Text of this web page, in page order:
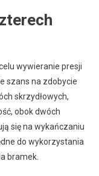
wywieranie presji
szans na zdobycie
skrzydłowych,
obok dwóch
się na wykańczaniu
do wykorzystania
bramek.